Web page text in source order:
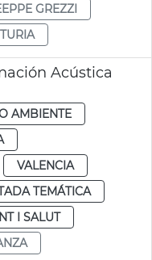
GREZZI
TURIA
Acústica
AMBIENTE
VALENCIA
TEMÁTICA
I SALUT